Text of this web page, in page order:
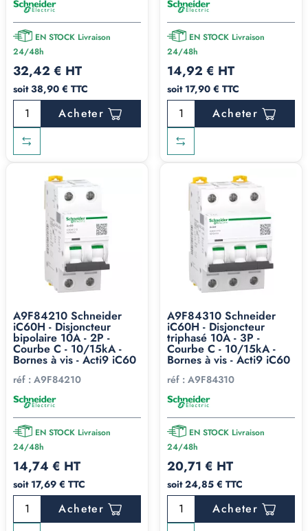
EN STOCK Livraison
24/48h
32,42 € HT
soit 38,90 € TTC
Acheter
EN STOCK Livraison
24/48h
14,92 € HT
soit 17,90 € TTC
Acheter
A9F84210 Schneider
iC60H - Disjoncteur
bipolaire 10A - 2P -
Courbe C - 10/15kA -
Bornes à vis - Acti9 iC60
réf : A9F84210
EN STOCK Livraison
24/48h
14,74 € HT
soit 17,69 € TTC
Acheter
A9F84310 Schneider
iC60H - Disjoncteur
triphasé 10A - 3P -
Courbe C - 10/15kA -
Bornes à vis - Acti9 iC60
réf : A9F84310
EN STOCK Livraison
24/48h
20,71 € HT
soit 24,85 € TTC
Acheter